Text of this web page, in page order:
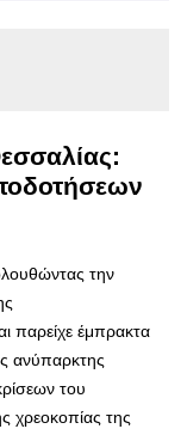
την
παρείχε έμπρακτα
ανύπαρκτης
του
χρεοκοπίας της